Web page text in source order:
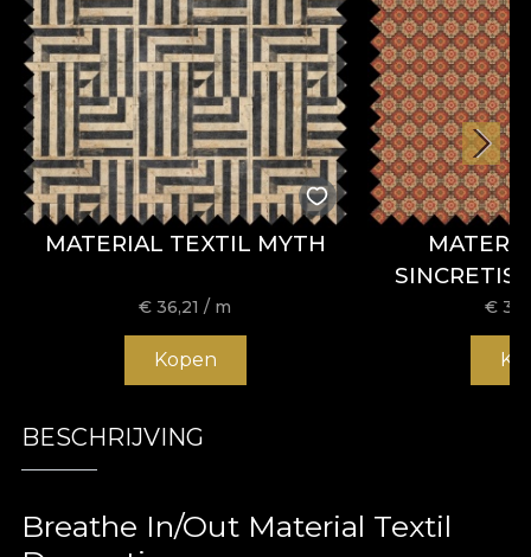
MATERIAL TEXTIL MYTH
€36,21 / m
Kopen
€
BESCHRIJVING
Breathe In/Out Material Textil